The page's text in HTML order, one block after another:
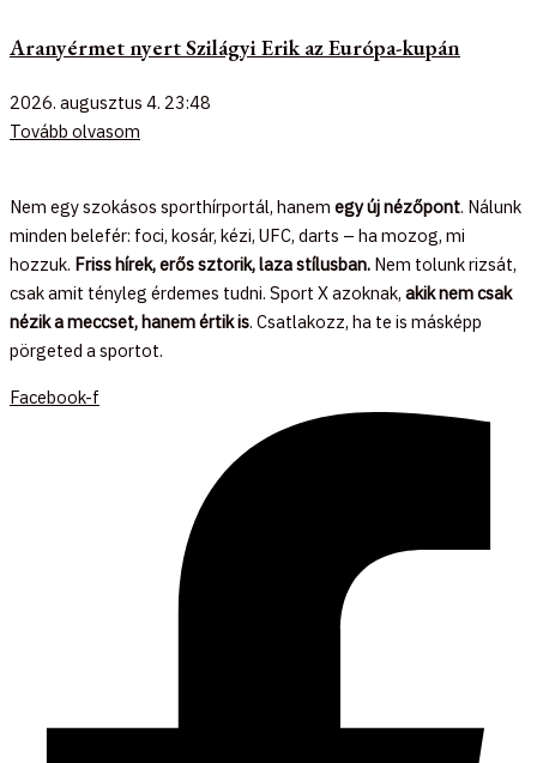
Aranyérmet nyert Szilágyi Erik az Európa-kupán
2026. augusztus 4. 23:48
Tovább olvasom
Nem egy szokásos sporthírportál, hanem egy új nézőpont. Nálunk
minden belefér: foci, kosár, kézi, UFC, darts – ha mozog, mi
hozzuk. Friss hírek, erős sztorik, laza stílusban. Nem tolunk rizsát,
csak amit tényleg érdemes tudni. Sport X azoknak, akik nem csak
nézik a meccset, hanem értik is. Csatlakozz, ha te is másképp
pörgeted a sportot.
Facebook-f